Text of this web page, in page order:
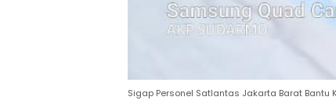
Sigap Personel Satlantas Jakarta Barat